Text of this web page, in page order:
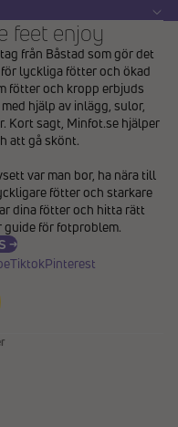
feet enjoy
från Båstad som gör det
lyckliga fötter och ökad
fötter och kropp erbjuds
hjälp av inlägg, sulor,
Kort sagt, Minfot.se hjälper
att gå skönt.
var man bor, ha nära till
fötter och starkare
dina fötter och hitta rätt
guide för fotproblem.
→
TiktokPinterest